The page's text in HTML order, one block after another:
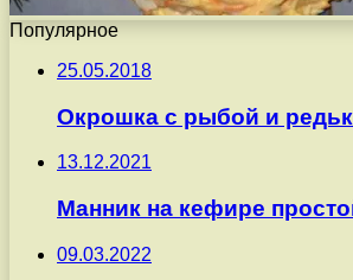
Популярное
25.05.2018
Окрошка с рыбой и
13.12.2021
Манник на кефире
09.03.2022